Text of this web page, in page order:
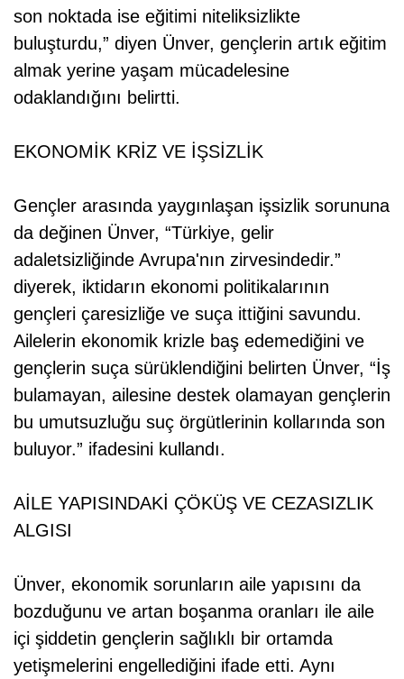
son noktada ise eğitimi niteliksizlikte
buluşturdu,” diyen Ünver, gençlerin artık eğitim
almak yerine yaşam mücadelesine
odaklandığını belirtti.
EKONOMİK KRİZ VE İŞSİZLİK
Gençler arasında yaygınlaşan işsizlik sorununa
da değinen Ünver, “Türkiye, gelir
adaletsizliğinde Avrupa'nın zirvesindedir.”
diyerek, iktidarın ekonomi politikalarının
gençleri çaresizliğe ve suça ittiğini savundu.
Ailelerin ekonomik krizle baş edemediğini ve
gençlerin suça sürüklendiğini belirten Ünver, “İş
bulamayan, ailesine destek olamayan gençlerin
bu umutsuzluğu suç örgütlerinin kollarında son
buluyor.” ifadesini kullandı.
AİLE YAPISINDAKİ ÇÖKÜŞ VE CEZASIZLIK
ALGISI
Ünver, ekonomik sorunların aile yapısını da
bozduğunu ve artan boşanma oranları ile aile
içi şiddetin gençlerin sağlıklı bir ortamda
yetişmelerini engellediğini ifade etti. Aynı